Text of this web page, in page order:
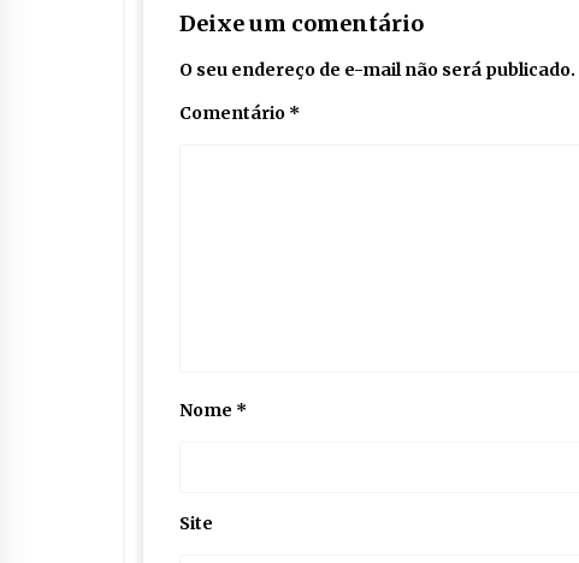
Deixe um comentário
O seu endereço de e-mail não será publicado.
Comentário *
Nome *
Site